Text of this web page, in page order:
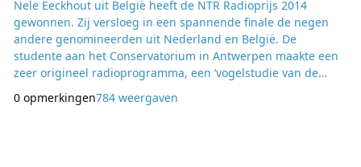
Nele Eeckhout uit België heeft de NTR Radioprijs 2014
gewonnen. Zij versloeg in een spannende finale de negen
andere genomineerden uit Nederland en België. De
studente aan het Conservatorium in Antwerpen maakte een
zeer origineel radioprogramma, een ‘vogelstudie van de
aanmoedigingsprijs voor aankomende radiomakers uitreikte.
0 opmerkingen784 weergaven